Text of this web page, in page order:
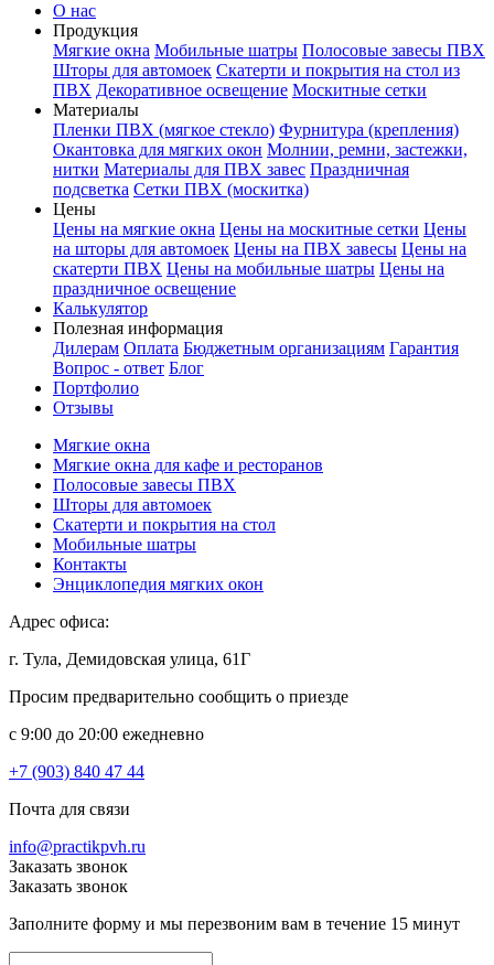
О нас
Продукция
Мягкие окна Мобильные шатры Полосовые завесы ПВХ
Шторы для автомоек Скатерти и покрытия на стол из
ПВХ Декоративное освещение Москитные сетки
Материалы
Пленки ПВХ (мягкое стекло) Фурнитура (крепления)
Окантовка для мягких окон Молнии, ремни, застежки,
нитки Материалы для ПВХ завес Праздничная
подсветка Сетки ПВХ (москитка)
Цены
Цены на мягкие окна Цены на москитные сетки Цены
на шторы для автомоек Цены на ПВХ завесы Цены на
скатерти ПВХ Цены на мобильные шатры Цены на
праздничное освещение
Калькулятор
Полезная информация
Дилерам Оплата Бюджетным организациям Гарантия
Вопрос - ответ Блог
Портфолио
Отзывы
Мягкие окна
Мягкие окна для кафе и ресторанов
Полосовые завесы ПВХ
Шторы для автомоек
Скатерти и покрытия на стол
Мобильные шатры
Контакты
Энциклопедия мягких окон
Адрес офиса:
г. Тула, Демидовская улица, 61Г
Просим предварительно сообщить о приезде
c 9:00 до 20:00 ежедневно
+7 (903) 840 47 44
Почта для связи
info@practikpvh.ru
Заказать звонок
Заказать звонок
Заполните форму и мы перезвоним вам в течение 15 минут